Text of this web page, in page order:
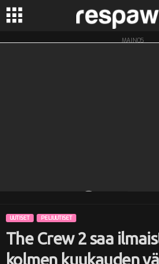
R
MAINOS
UUTISET PELIUUTISET
The Crew 2 saa
kolmen kuukauden